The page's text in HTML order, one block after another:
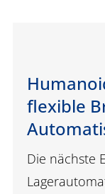
flexible
Die nächste